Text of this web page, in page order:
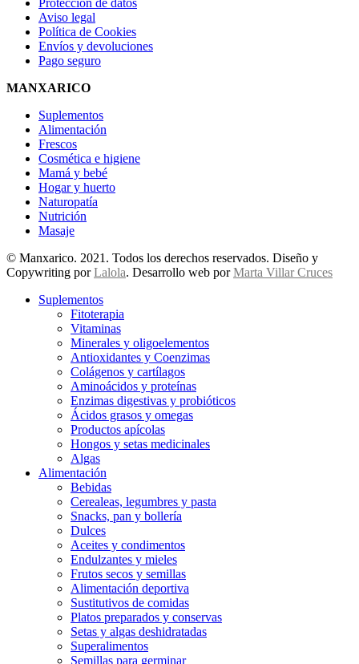
Protección de datos
Aviso legal
Política de Cookies
Envíos y devoluciones
Pago seguro
MANXARICO
Suplementos
Alimentación
Frescos
Cosmética e higiene
Mamá y bebé
Hogar y huerto
Naturopatía
Nutrición
Masaje
© Manxarico. 2021. Todos los derechos reservados. Diseño y
Copywriting porLalola. Desarrollo web porMarta Villar Cruces
Suplementos
Fitoterapia
Vitaminas
Minerales y oligoelementos
Antioxidantes y Coenzimas
Colágenos y cartílagos
Aminoácidos y proteínas
Enzimas digestivas y probióticos
Ácidos grasos y omegas
Productos apícolas
Hongos y setas medicinales
Algas
Alimentación
Bebidas
Cerealeas, legumbres y pasta
Snacks, pan y bollería
Dulces
Aceites y condimentos
Endulzantes y mieles
Frutos secos y semillas
Alimentación deportiva
Sustitutivos de comidas
Platos preparados y conservas
Setas y algas deshidratadas
Superalimentos
Semillas para germinar